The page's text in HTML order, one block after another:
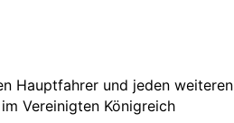
Hauptfahrer und jeden weiteren
Vereinigten Königreich